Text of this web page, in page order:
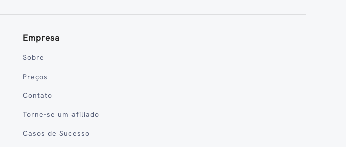
Empresa
Sobre
Preços
Contato
Torne-se um afiliado
Casos de Sucesso